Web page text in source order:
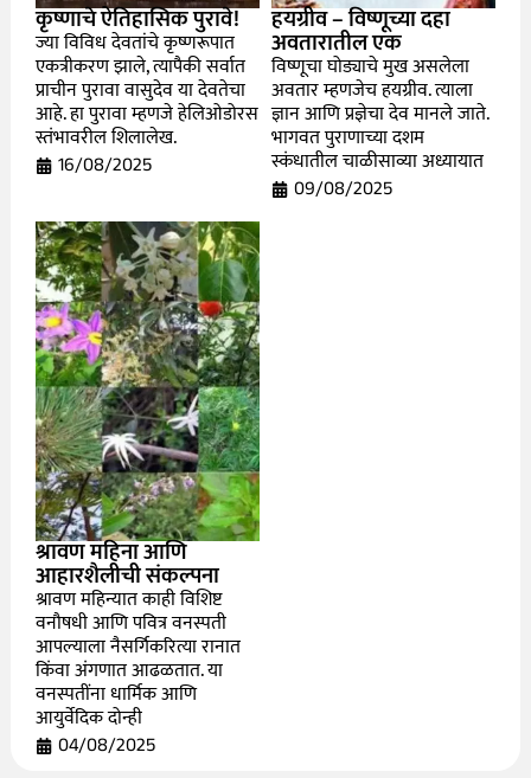
कृष्णाचे ऐतिहासिक पुरावे!
ज्या विविध देवतांचे कृष्णरूपात
एकत्रीकरण झाले, त्यापैकी सर्वात
प्राचीन पुरावा वासुदेव या देवतेचा
आहे. हा पुरावा म्हणजे हेलिओडोरस
स्तंभावरील शिलालेख.
16/08/2025
हयग्रीव – विष्णूच्या दहा
अवतारातील एक
विष्णूचा घोड्याचे मुख असलेला
अवतार म्हणजेच हयग्रीव. त्याला
ज्ञान आणि प्रज्ञेचा देव मानले जाते.
भागवत पुराणाच्या दशम
स्कंधातील चाळीसाव्या अध्यायात
09/08/2025
श्रावण महिना आणि
आहारशैलीची संकल्पना
श्रावण महिन्यात काही विशिष्ट
वनौषधी आणि पवित्र वनस्पती
आपल्याला नैसर्गिकरित्या रानात
किंवा अंगणात आढळतात. या
वनस्पतींना धार्मिक आणि
आयुर्वेदिक दोन्ही
04/08/2025